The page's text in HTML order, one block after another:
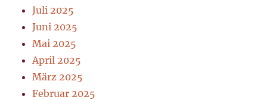
Juli 2025
Juni 2025
Mai 2025
April 2025
März 2025
Februar 2025